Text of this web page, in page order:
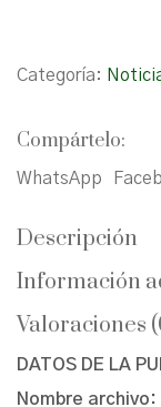
Categoría:
Compártelo:
WhatsApp
Descripción
Información
Valoraciones
DATOS DE LA
Nombre